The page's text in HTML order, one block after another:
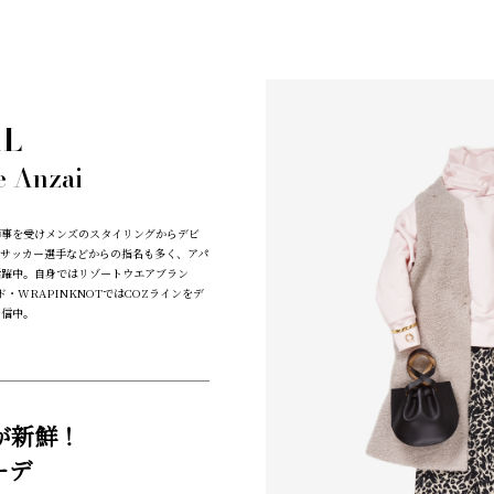
Anzai
を受けメンズのスタイリングからデビ
ッカー選手などからの指名も多く、アパ
中。自身ではリゾートウエアブラン
・WRAPINKNOTではCOZラインをデ
中。
鮮！
デ